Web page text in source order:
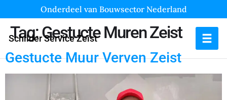
Onderdeel van Bouwsector Nederland
Schilder Service Zeist
Tag:Gestucte Muren Zeist
Gestucte Muur Verven Zeist